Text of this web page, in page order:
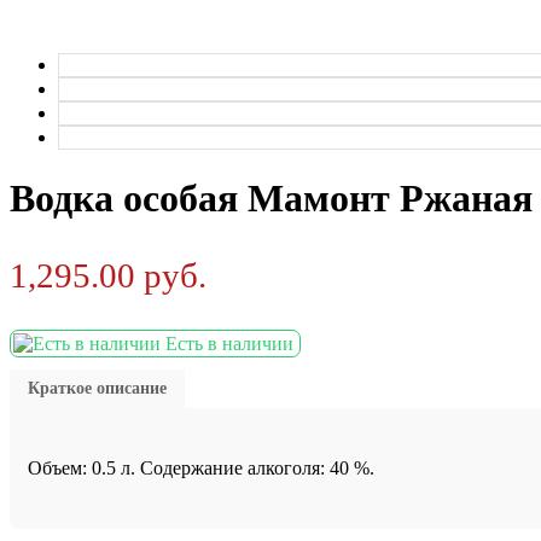
Водка особая Мамонт Ржаная
1,295.00 руб.
Есть в наличии
Краткое описание
Объем: 0.5 л. Содержание алкоголя: 40 %.